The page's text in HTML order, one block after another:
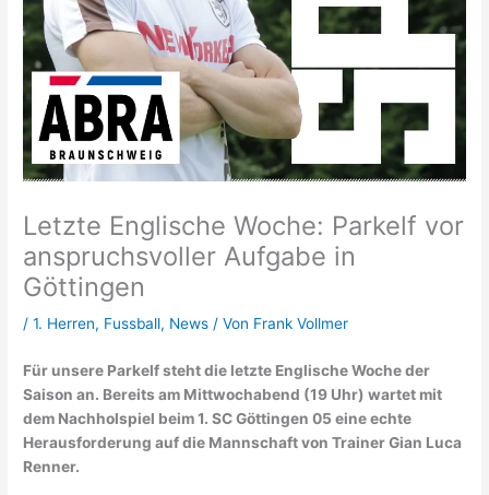
Nordic Walking
Kontakt
Vorstand
Shop
Halle
Letzte Englische Woche: Parkelf vor
anspruchsvoller Aufgabe in
Göttingen
/1. Herren, Fussball, News / Von Frank Vollmer
Für unsere Parkelf steht die letzte Englische Woche der
Saison an. Bereits am Mittwochabend (19 Uhr) wartet mit
dem Nachholspiel beim 1. SC Göttingen 05 eine echte
Herausforderung auf die Mannschaft von Trainer Gian Luca
Renner.